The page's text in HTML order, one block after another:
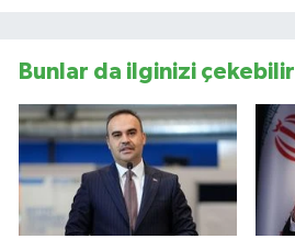
Bunlar da ilginizi çekebilir